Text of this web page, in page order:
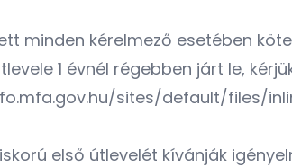
minden kérelmező esetében
1 évnél régebben járt le,
sites/default/files/
első útlevelét kívánják